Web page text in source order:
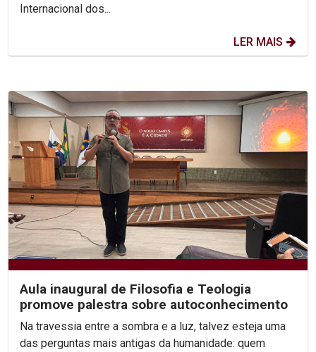
Internacional dos...
LER MAIS
Aula inaugural de Filosofia e Teologia
promove palestra sobre autoconhecimento
Na travessia entre a sombra e a luz, talvez esteja uma
das perguntas mais antigas da humanidade: quem